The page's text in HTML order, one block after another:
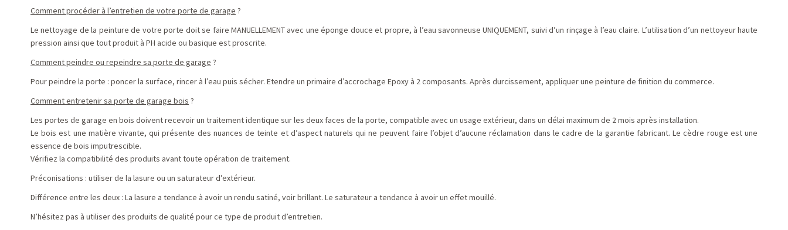
Comment procéder à l’entretien de votre porte de garage ?
Le nettoyage de la peinture de votre porte doit se faire MANUELLEMENT avec une éponge douce et propre, à l’eau savonneuse UNIQUEMENT, suivi d’un rinçage à l’eau claire. L’utilisation d’un nettoyeur haute
pression ainsi que tout produit à PH acide ou basique est proscrite.
Comment peindre ou repeindre sa porte de garage ?
Pour peindre la porte : poncer la surface, rincer à l’eau puis sécher. Etendre un primaire d’accrochage Epoxy à 2 composants. Après durcissement, appliquer une peinture de finition du commerce.
Comment entretenir sa porte de garage bois ?
Les portes de garage en bois doivent recevoir un traitement identique sur les deux faces de la porte, compatible avec un usage extérieur, dans un délai maximum de 2 mois après installation.
Le bois est une matière vivante, qui présente des nuances de teinte et d’aspect naturels qui ne peuvent faire l’objet d’aucune réclamation dans le cadre de la garantie fabricant. Le cèdre rouge est une
essence de bois imputrescible.
Vérifiez la compatibilité des produits avant toute opération de traitement.
Préconisations : utiliser de la lasure ou un saturateur d’extérieur.
Différence entre les deux : La lasure a tendance à avoir un rendu satiné, voir brillant. Le saturateur a tendance à avoir un effet mouillé.
N’hésitez pas à utiliser des produits de qualité pour ce type de produit d’entretien.